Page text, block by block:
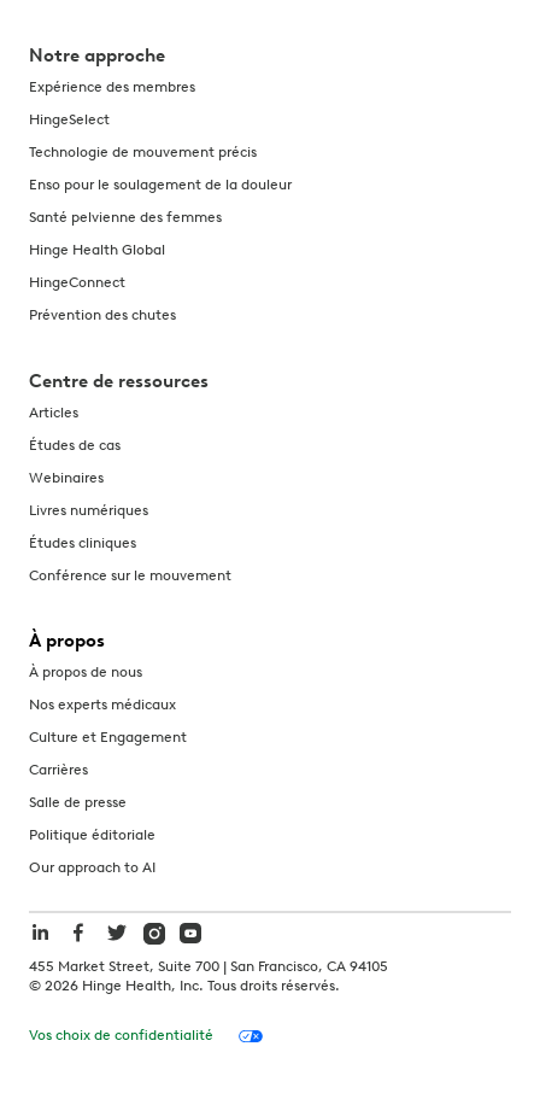
Notre approche
Expérience des membres
HingeSelect
Technologie de mouvement précis
Enso pour le soulagement de la douleur
Santé pelvienne des femmes
Hinge Health Global
HingeConnect
Prévention des chutes
Centre de ressources
Articles
Études de cas
Webinaires
Livres numériques
Études cliniques
Conférence sur le mouvement
À propos
À propos de nous
Nos experts médicaux
Culture et Engagement
Carrières
Salle de presse
Politique éditoriale
Our approach to AI
455 Market Street, Suite 700 | San Francisco, CA 94105
© 2026 Hinge Health, Inc. Tous droits réservés.
Vos choix de confidentialité